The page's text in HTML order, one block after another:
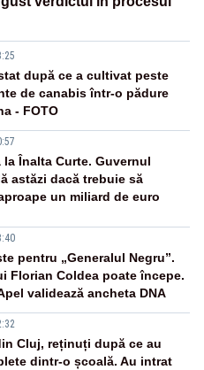
după ce a cultivat peste
de canabis într-o pădure
- FOTO
Înalta Curte. Guvernul
astăzi dacă trebuie să
un miliard de euro
pentru „Generalul Negru”.
Florian Coldea poate începe.
validează ancheta DNA
Cluj, reținuți după ce au
dintr-o școală. Au intrat